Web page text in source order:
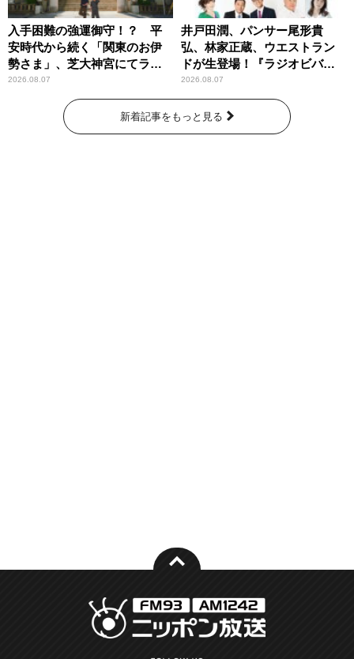
入手困難の強運御守！？ 平
安時代から続く「関東のお伊
勢さま」、芝大神宮にてラン
パンプスが合格祈願！
2026.08.07
井戸田潤、パンサー尾形貴
弘、林家正蔵、ウエストラン
ドが生登場！『ラジオビバリ
ー昼ズ』
2026.08.07
新着記事をもっと見る